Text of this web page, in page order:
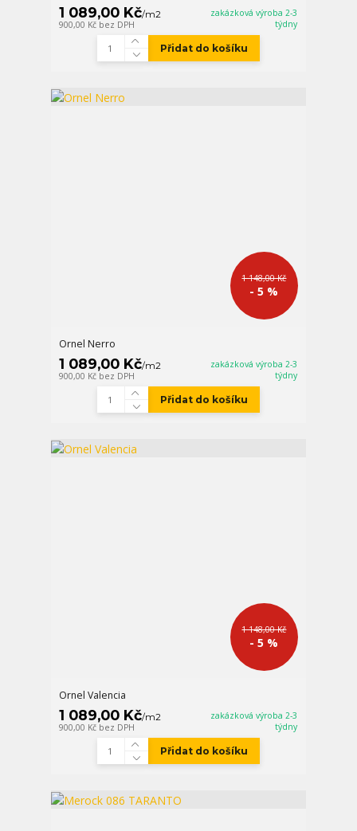
1 089,00 Kč/m2
900,00 Kč bez DPH
zakázková výroba 2-3
týdny
Přidat do košíku
1 148,00 Kč
- 5 %
Ornel Nerro
1 089,00 Kč/m2
900,00 Kč bez DPH
zakázková výroba 2-3
týdny
Přidat do košíku
1 148,00 Kč
- 5 %
Ornel Valencia
1 089,00 Kč/m2
900,00 Kč bez DPH
zakázková výroba 2-3
týdny
Přidat do košíku